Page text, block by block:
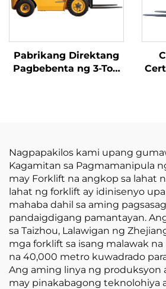
Pabrikang Direktang
Pagbebenta ng 3-Ton
Nagpapakilos kami upang
Kagamitan sa Pagmamanipula
may Forklift na angkop sa lahat
lahat ng forklift ay idinisenyo
mahaba dahil sa aming
pandaigdigang pamantayan.
sa Taizhou, Lalawigan ng
mga forklift sa isang malawak
na 40,000 metro kuwadrado
Ang aming linya ng produksyon
may pinakabagong teknolohiya